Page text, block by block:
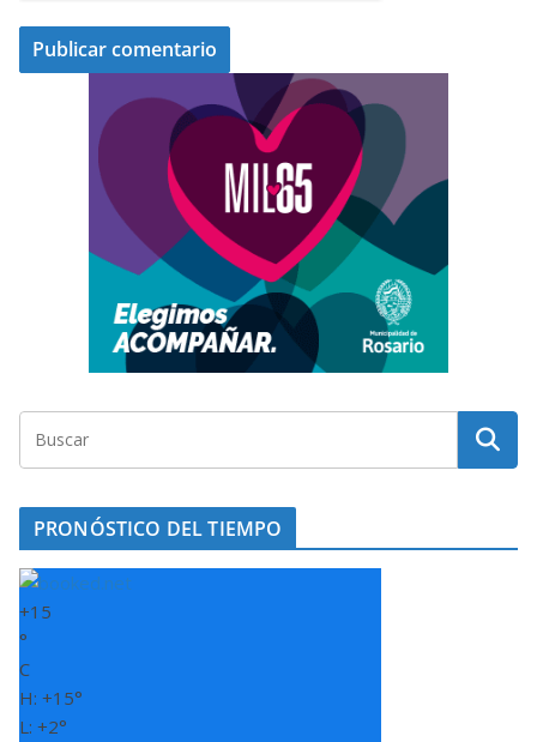
PRONÓSTICO DEL TIEMPO
+15
°
C
H: +15°
L: +2°